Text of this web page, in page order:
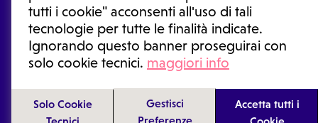
tutti i cookie" acconsenti all'uso di tali
tecnologie per tutte le finalità indicate.
Ignorando questo banner proseguirai con
solo cookie tecnici. maggiori info
Solo Cookie
Gestisci
Preferenze
Accetta tutti i